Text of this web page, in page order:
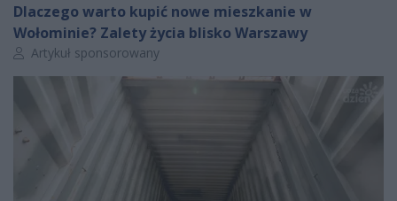
Dlaczego warto kupić nowe mieszkanie w
Wołominie? Zalety życia blisko Warszawy
Autor artykułu:
Artykuł sponsorowany